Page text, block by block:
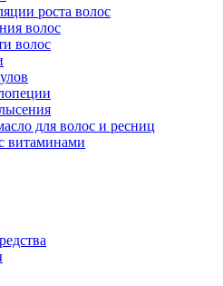
роста волос
волос
волос
для волос и ресниц
витаминами